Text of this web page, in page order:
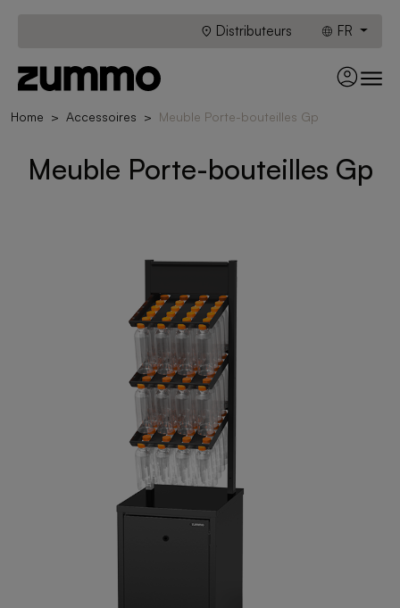
Distributeurs FR
Home Accessoires Meuble Porte-bouteilles Gp
Meuble Porte-bouteilles Gp